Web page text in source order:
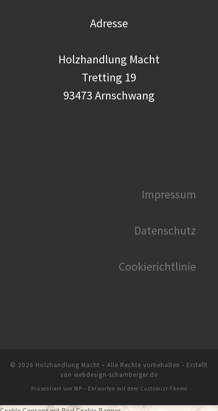
Adresse
Holzhandlung Macht
Tretting 19
93473 Arnschwang
Impressum
Datenschutz
Cookierichtlinie
© 2026 Holzhandlung Macht – Alle Rechte vorbehalten
Präsentiert von WP – Entworfen mit dem Customizr-Theme